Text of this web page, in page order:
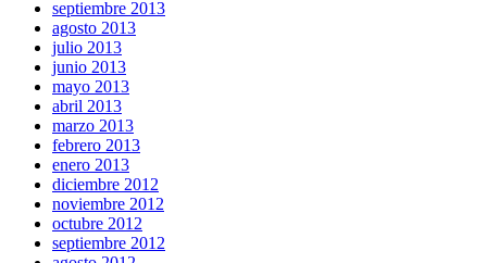
septiembre 2013
agosto 2013
julio 2013
junio 2013
mayo 2013
abril 2013
marzo 2013
febrero 2013
enero 2013
diciembre 2012
noviembre 2012
octubre 2012
septiembre 2012